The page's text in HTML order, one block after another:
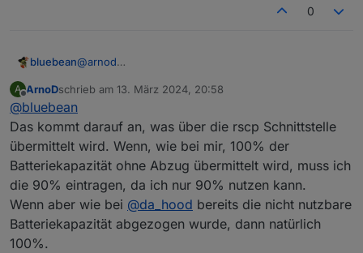
0
bluebean@arnod
der Anleitung, wo es ja heißt "
Batterie in % aus den technischen Daten E3DC (z.B.
beim S10 E pro 90%)".
Gilt das jetzt so nicht mehr?
A
Offline
ArnoDschrieb am 13. März 2024, 20:58
zuletzt editiert von
@bluebean
Das kommt darauf an, was über die rscp Schnittstelle
übermittelt wird. Wenn, wie bei mir, 100% der
Batteriekapazität ohne Abzug übermittelt wird, muss ich
die 90% eintragen, da ich nur 90% nutzen kann.
Wenn aber wie bei @da_hood bereits die nicht nutzbare
Batteriekapazität abgezogen wurde, dann natürlich
100%.